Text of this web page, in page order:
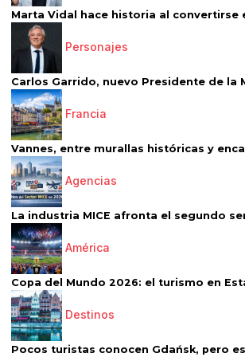
Marta Vidal hace historia al convertirse
Personajes
Carlos Garrido, nuevo Presidente de la
Francia
Vannes, entre murallas históricas y
Agencias
La industria MICE afronta el segundo
América
Copa del Mundo 2026: el turismo en
Destinos
Pocos turistas conocen Gdańsk, pero